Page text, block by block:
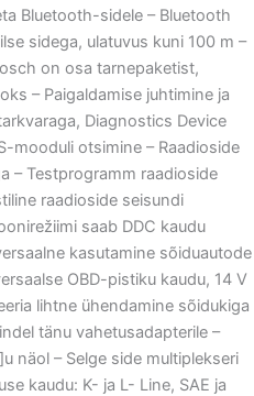
Bluetooth-sidele – Bluetooth
sidega, ulatuvus kuni 100 m –
on osa tarnepaketist,
– Paigaldamise juhtimine ja
Diagnostics Device
mooduli otsimine – Raadioside
– Testprogramm raadioside
raadioside seisundi
saab DDC kaudu
kasutamine sõiduautode
OBD-pistiku kaudu, 14 V
lihtne ühendamine sõidukiga
tänu vahetusadapterile –
näol – Selge side multiplekseri
kaudu: K- ja L- Line, SAE ja